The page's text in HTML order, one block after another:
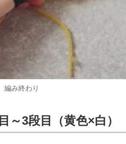
み終わり
～3段目（黄色×白）